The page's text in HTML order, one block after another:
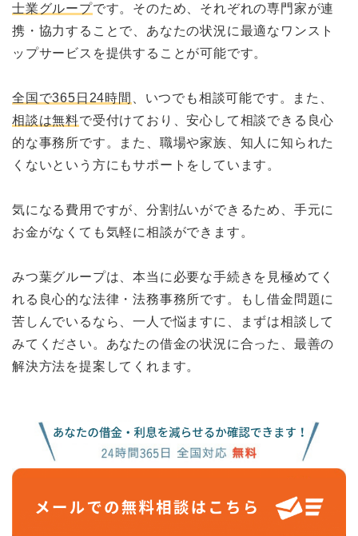
士業グループです。そのため、それぞれの専門家が連
携・協力することで、あなたの状況に最適なワンスト
ップサービスを提供することが可能です。
全国で365日24時間
、いつでも相談可能です。また、
相談は無料で受付けており、安心して相談できる良心
的な事務所です。また、職場や家族、知人に知られた
くないという方にもサポートをしています。
気になる費用ですが、分割払いができるため、手元に
お金がなくても気軽に相談ができます。
みつ葉グループは、本当に必要な手続きを見極めてく
れる良心的な法律・法務事務所です。もし借金問題に
苦しんでいるなら、一人で悩ますに、まずは相談して
みてください。あなたの借金の状況に合った、最善の
解決方法を提案してくれます。